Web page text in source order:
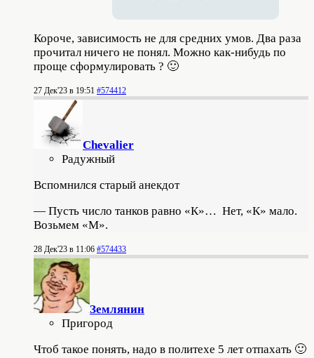
Короче, зависимость не для средних умов. Два раза
прочитал ничего не понял. Можно как-нибудь по
проще сформулировать ? 🙂
27 Дек'23 в 19:51 #574412
Chevalier
Радужный
Вспомнился старый анекдот
— Пусть число танков равно «К»… Нет, «К» мало.
Возьмем «М».
28 Дек'23 в 11:06 #574433
Землянин
Пригород
Чтоб такое понять, надо в политехе 5 лет отпахать 🙂